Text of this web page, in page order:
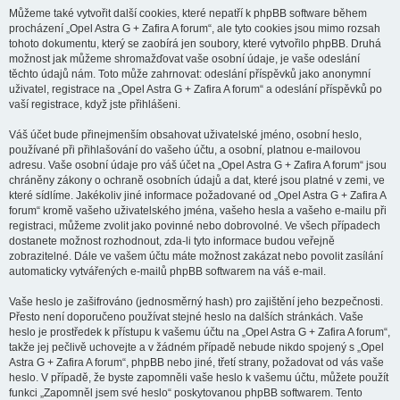
Můžeme také vytvořit další cookies, které nepatří k phpBB software během
procházení „Opel Astra G + Zafira A forum“, ale tyto cookies jsou mimo rozsah
tohoto dokumentu, který se zaobírá jen soubory, které vytvořilo phpBB. Druhá
možnost jak můžeme shromažďovat vaše osobní údaje, je vaše odeslání
těchto údajů nám. Toto může zahrnovat: odeslání příspěvků jako anonymní
uživatel, registrace na „Opel Astra G + Zafira A forum“ a odeslání příspěvků po
vaší registrace, když jste přihlášeni.
Váš účet bude přinejmenším obsahovat uživatelské jméno, osobní heslo,
používané při přihlašování do vašeho účtu, a osobní, platnou e-mailovou
adresu. Vaše osobní údaje pro váš účet na „Opel Astra G + Zafira A forum“ jsou
chráněny zákony o ochraně osobních údajů a dat, které jsou platné v zemi, ve
které sídlíme. Jakékoliv jiné informace požadované od „Opel Astra G + Zafira A
forum“ kromě vašeho uživatelského jména, vašeho hesla a vašeho e-mailu při
registraci, můžeme zvolit jako povinné nebo dobrovolné. Ve všech případech
dostanete možnost rozhodnout, zda-li tyto informace budou veřejně
zobrazitelné. Dále ve vašem účtu máte možnost zakázat nebo povolit zasílání
automaticky vytvářených e-mailů phpBB softwarem na váš e-mail.
Vaše heslo je zašifrováno (jednosměrný hash) pro zajištění jeho bezpečnosti.
Přesto není doporučeno používat stejné heslo na dalších stránkách. Vaše
heslo je prostředek k přístupu k vašemu účtu na „Opel Astra G + Zafira A forum“,
takže jej pečlivě uchovejte a v žádném případě nebude nikdo spojený s „Opel
Astra G + Zafira A forum“, phpBB nebo jiné, třetí strany, požadovat od vás vaše
heslo. V případě, že byste zapomněli vaše heslo k vašemu účtu, můžete použít
funkci „Zapomněl jsem své heslo“ poskytovanou phpBB softwarem. Tento